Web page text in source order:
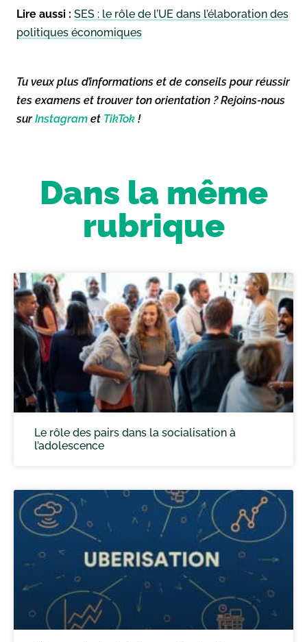
Lire aussi : SES : le rôle de l’UE dans l’élaboration des
politiques économiques
Tu veux plus d’informations et de conseils pour réussir
tes examens et trouver ton orientation ? Rejoins-nous
surInstagram et TikTok !
Dans la même
rubrique
Le rôle des pairs dans la socialisation à
l’adolescence